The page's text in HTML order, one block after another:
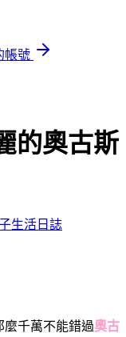
帳號
的奧古斯
生活日誌
麼千萬不能錯過奧古